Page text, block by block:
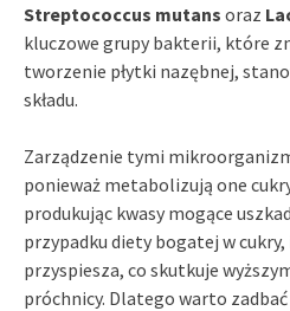
Streptococcus mutans oraz
kluczowe grupy bakterii, które
tworzenie płytki nazębnej,
składu.
Zarządzenie tymi
ponieważ metabolizują one
produkując kwasy mogące
przypadku diety bogatej w
przyspiesza, co skutkuje
próchnicy. Dlatego warto